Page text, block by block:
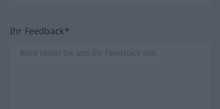
Ihr Feedback*